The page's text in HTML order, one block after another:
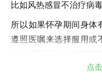
比如风热感冒不治疗病
所以如果怀孕期间身体
遵照医嘱来选择服用或
点